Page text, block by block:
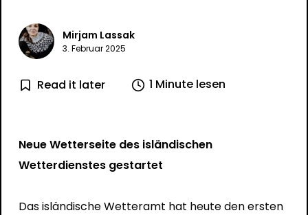
Mirjam Lassak
3. Februar 2025
Read it later 1 Minute lesen
Neue Wetterseite des isländischen
Wetterdienstes gestartet
Das isländische Wetteramt hat heute den ersten